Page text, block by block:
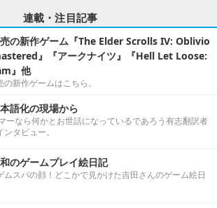
連載・注目記事
の新作ゲーム『The Elder Scrolls IV: Oblivio
』『アークナイツ』『Hell Let Loose:
』他
の新作ゲームはこちら。
語化の現場から
ーなら何かとお世話になっているであろう有志翻訳者
タビュー。
のゲームプレイ絵日記
ムスパの顔！どこかで見かけた吉田さんのゲーム絵日